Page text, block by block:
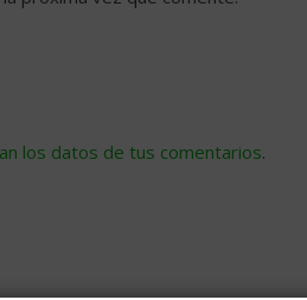
los datos de tus comentarios.